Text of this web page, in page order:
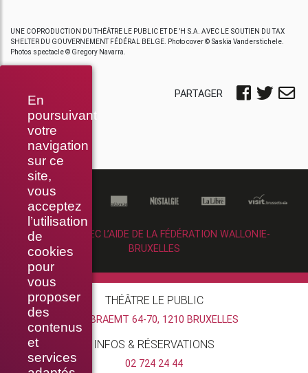
En
poursuivant
votre
navigation
sur ce
site,
vous
acceptez
l’utilisation
de
cookies
pour
vous
proposer
des
contenus
et
services
UNE COPRODUCTION DU THÉÂTRE LE PUBLIC ET DE ’H S.A. AVEC LE SOUTIEN DU TAX
SHELTER DU GOUVERNEMENT FÉDÉRAL BELGE. Photo cover © Saskia Vanderstichele.
Photos spectacle © Gregory Navarra.
PARTAGER
RÉALISÉ AVEC L’AIDE DE LA FÉDÉRATION WALLONIE-
BRUXELLES
THÉÂTRE LE PUBLIC
RUE BRAEMT 64-70, 1210 BRUXELLES
INFOS & RÉSERVATIONS
02 724 24 44